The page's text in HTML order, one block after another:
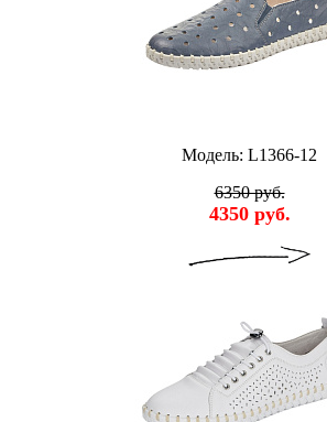
Модель: L1366-12
6350 руб.
4350 руб.